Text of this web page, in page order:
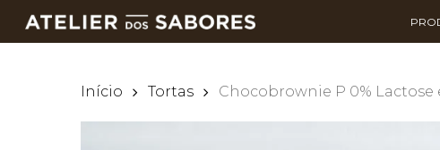
Skip
Início Tortas Chocobrownie P 0% Lactose